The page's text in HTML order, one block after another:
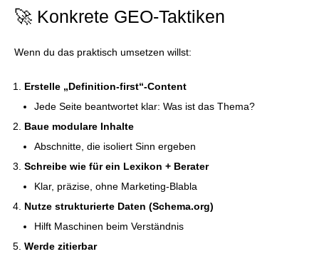
🚀 Konkrete GEO-Taktiken
Wenn du das praktisch umsetzen willst:
Erstelle „Definition-first“-Content
Jede Seite beantwortet klar: Was ist das Thema?
Baue modulare Inhalte
Abschnitte, die isoliert Sinn ergeben
Schreibe wie für ein Lexikon + Berater
Klar, präzise, ohne Marketing-Blabla
Nutze strukturierte Daten (Schema.org)
Hilft Maschinen beim Verständnis
Werde zitierbar